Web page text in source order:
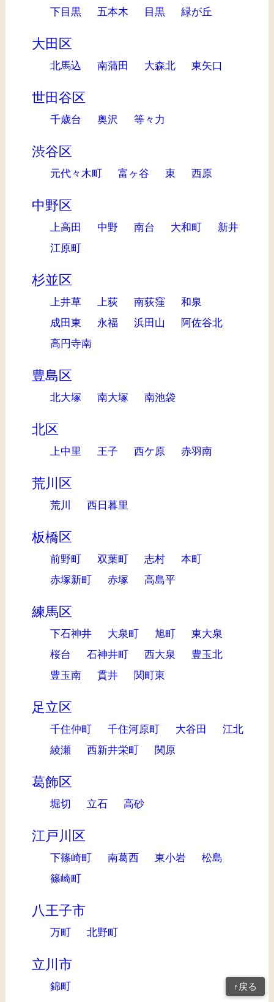
下目黒 五本木 目黒 緑が丘
大田区
北馬込 南蒲田 大森北 東矢口
世田谷区
千歳台 奥沢 等々力
渋谷区
元代々木町 富ヶ谷 東 西原
中野区
上高田 中野 南台 大和町
新井
江原町
杉並区
上井草 上荻 南荻窪
和泉
成田東
永福 浜田山
阿佐谷北
高円寺南
豊島区
北大塚 南大塚 南池袋
北区
上中里 王子 西ケ原 赤羽南
荒川区
荒川 西日暮里
板橋区
前野町 双葉町 志村
本町
赤塚新町
赤塚 高島平
練馬区
下石神井 大泉町 旭町
東大泉
桜台
石神井町 西大泉
豊玉北
豊玉南
貫井 関町東
足立区
千住仲町 千住河原町 大谷田
江北
綾瀬
西新井栄町 関原
葛飾区
堀切 立石 高砂
江戸川区
下篠崎町 南葛西 東小岩
松島
篠崎町
八王子市
万町 北野町
立川市
錦町 ↑戻る